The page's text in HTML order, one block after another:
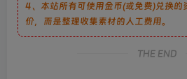
4、本站所有可使用金币(或免费)兑换的
价，而是整理收集素材的人工费用。
THE END